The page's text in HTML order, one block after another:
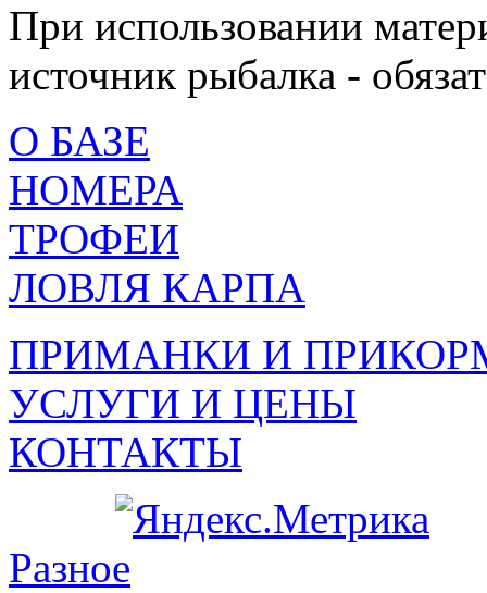
При использовании
источник рыбалка -
О БАЗЕ
НОМЕРА
ТРОФЕИ
ЛОВЛЯ КАРПА
ПРИМАНКИ И
УСЛУГИ И ЦЕНЫ
КОНТАКТЫ
Разное